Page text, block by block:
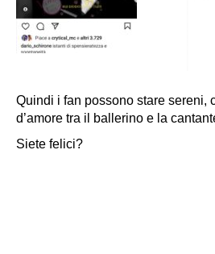
Quindi i fan possono stare sereni,
d’amore tra il ballerino e la
Siete felici?